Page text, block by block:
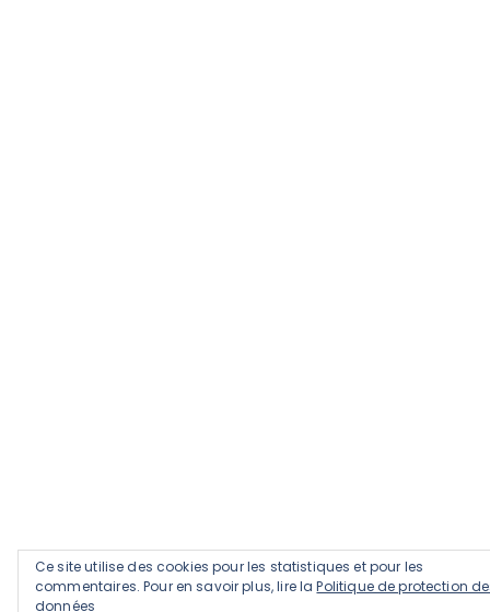
Ce site utilise des cookies pour les statistiques et pour les
commentaires. Pour en savoir plus, lire laPolitique de protection
données